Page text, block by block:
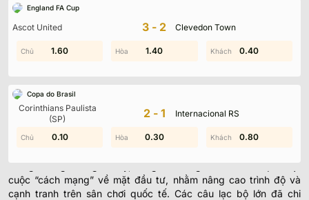
England FA Cup
Ascot United 3-2 Clevedon Town
1.30 0.80 0.10
1.60 1.40 0.40
Copa do Brasil
Corinthians Paulista
(SP)
2-1 Internacional RS
0.70 1.50 1.50
0.10 0.30 0.80
tụ các đội bóng hàng đầu quốc gia., ngày càng khẳng định vị
thế tại châu Á nhờ sự đầu tư phong độ mạnh mẽ và các màn
nổi tiếng như
Guangzhou FC, Shanghai Port, Beijing Guoan
đua tranh quyết liệt, và việc
chóng, chính xácsẽ giúp bạn không bỏ lỡ bất kỳ diễn biến
quan trọng nào của giải đấu tại
Tổng Quan Thị Trường Bóng Đá Trung Quốc
cuộc “cách mạng” về mặt đầu tư, nhằm nâng cao trình độ và
cạnh tranh trên sân chơi quốc tế. Các câu lạc bộ lớn đã chi